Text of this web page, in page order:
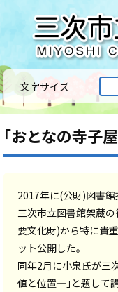
文字サイズ
｢おとなの寺子
2017年に(公財)図書
三次市立図書館架蔵
要文化財)から特に貴
ット公開した。
同年2月に小泉氏が三
値と位置─｣と題して